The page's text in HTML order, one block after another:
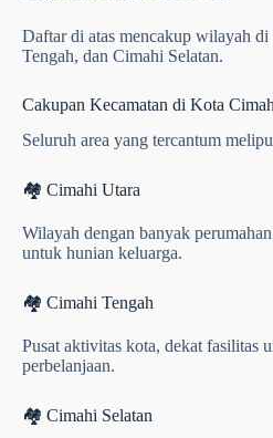
Daftar di atas mencakup wilayah
Tengah, dan Cimahi Selatan.
Cakupan Kecamatan di Kota
Seluruh area yang tercantum
🏘 Cimahi Utara
Wilayah dengan banyak
untuk hunian keluarga.
🏘 Cimahi Tengah
Pusat aktivitas kota, dekat fasilitas
perbelanjaan.
🏘 Cimahi Selatan